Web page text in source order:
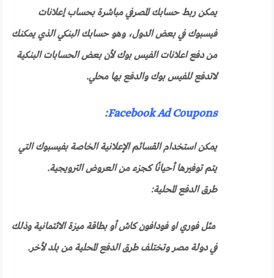
يمكن ربط حسابك المصرفي مباشرة بحساب إعلانات
فيسبوك في بعض الدول، وهو حسابك البنكي الذي يمكنك
من دفع اعلانات الفيس بوك لأن بعض الحسابات البنكية
لاتدفع للفيس بوك والدفع بها محلي.
Facebook Ad Coupons:
يمكن استخدام القسائم الإعلانية الخاصة بفيسبوك التي
يتم توفيرها أحيانًا كجزء من العروض الترويجية.
طرق الدفع المحلية:
مثل فوري او فودافون كاش أو بطاقة ميزة الائتمانية وذلك
في دولة مصر وتختلف طرق الدفع المحلية من بلد لأخر.